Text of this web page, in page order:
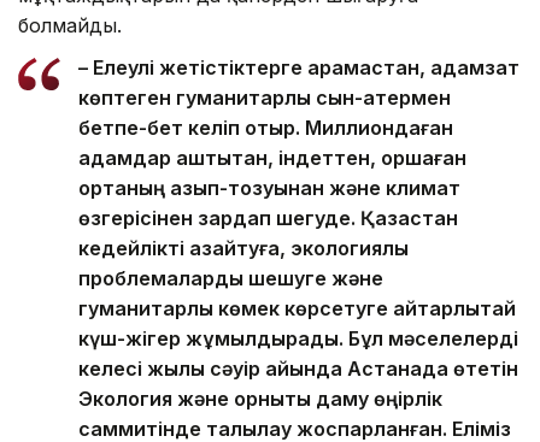
болмайды.
– Елеулі жетістіктерге қарамастан, адамзат
көптеген гуманитарлық сын-қатермен
бетпе-бет келіп отыр. Миллиондаған
адамдар аштықтан, індеттен, қоршаған
ортаның азып-тозуынан және климат
өзгерісінен зардап шегуде. Қазақстан
кедейлікті азайтуға, экологиялық
проблемаларды шешуге және
гуманитарлық көмек көрсетуге айтарлықтай
күш-жігер жұмылдырады. Бұл мәселелерді
келесі жылы сәуір айында Астанада өтетін
Экология және орнықты даму өңірлік
саммитінде талқылау жоспарланған. Еліміз